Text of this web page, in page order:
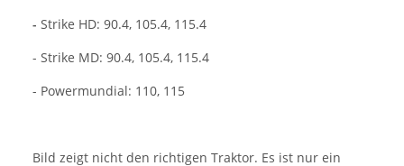
- Strike HD: 90.4, 105.4, 115.4
- Strike MD: 90.4, 105.4, 115.4
- Powermundial: 110, 115
Bild zeigt nicht den richtigen Traktor. Es ist nur ein